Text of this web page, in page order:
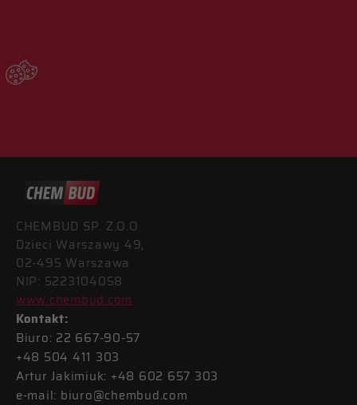
CHEMBUD SP. Z.O.O
Dzieci Warszawy 49,
02-495 Warszawa
NIP: 5223104058
www.chembud.com
Kontakt:
Biuro: 22 667-90-57
+48 504 411 303
Artur Jakimiuk: +48 602 657 303
e-mail: biuro@chembud.com